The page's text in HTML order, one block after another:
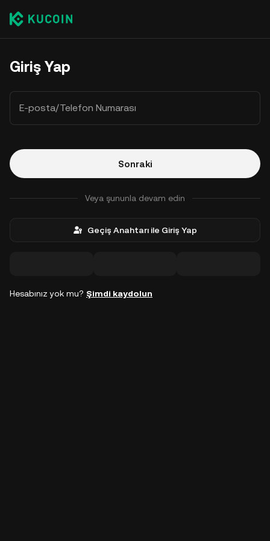
Giriş Yap
E-posta/Telefon Numarası
Sonraki
Veya şununla devam edin
Geçiş Anahtarı ile Giriş Yap
Hesabınız yok mu? Şimdi kaydolun